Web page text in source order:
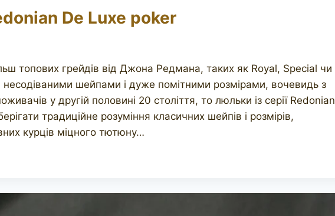
De Luxe poker
топових грейдів від Джона Редмана, таких як Royal, Special чи
несодіваними шейпами і дуже помітними розмірами, вочевидь з
у другій половині 20 століття, то люльки із серії Redonian
традиційне розуміння класичних шейпів і розмірів,
курців міцного тютюну…